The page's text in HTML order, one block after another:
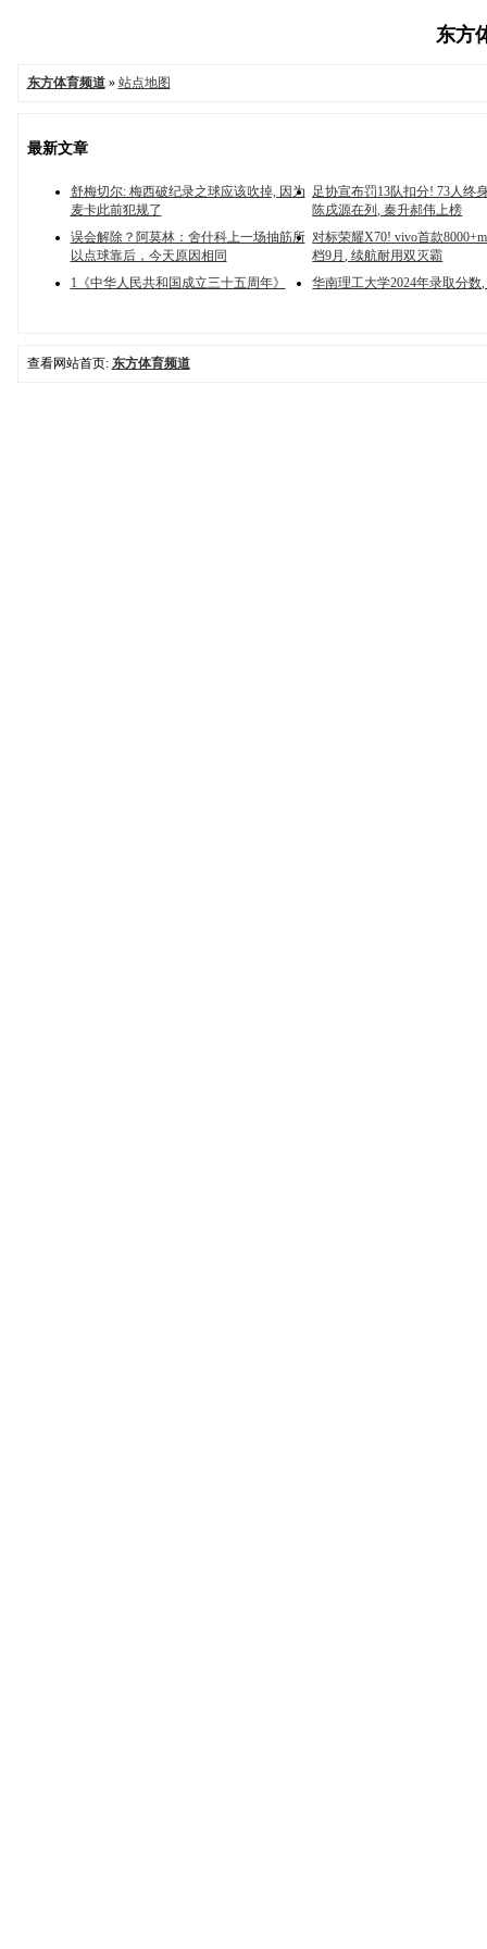
东方
东方体育频道» 站点地图
最新文章
舒梅切尔: 梅西破纪录之球应该吹掉, 因为
麦卡此前犯规了
足协宣布罚13队扣分! 73人终
陈戌源在列, 秦升郝伟上榜
误会解除？阿莫林：舍什科上一场抽筋所
以点球靠后，今天原因相同
对标荣耀X70! vivo首款
档9月, 续航耐用双灭霸
1《中华人民共和国成立三十五周年》
华南理工大学2024年录取分数
查看网站首页: 东方体育频道